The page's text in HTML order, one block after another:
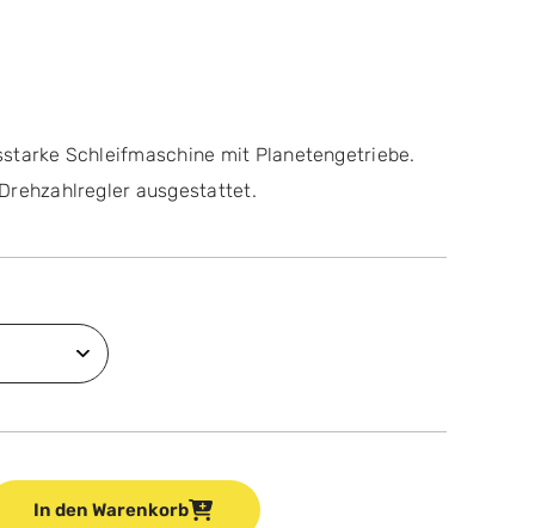
Schleifmaschine mit Planetengetriebe.
ausgestattet.
In den Warenkorb